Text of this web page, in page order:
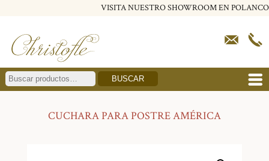
VISITA NUESTRO SHOWROOM EN POLANCO
BUSCAR
CUCHARA PARA POSTRE AMÉRICA